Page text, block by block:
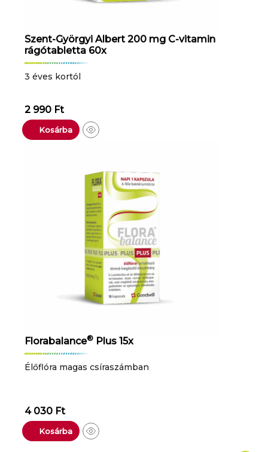
Szent-Györgyi Albert 200 mg C-vitamin
rágótabletta 60x
3 éves kortól
2 990 Ft
Kosárba
Florabalance® Plus 15x
Élőflóra magas csíraszámban
4 030 Ft
Kosárba